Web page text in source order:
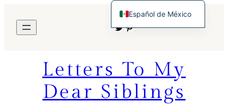
contenido
Twitter Pinterest
Letters To My
Dear Siblings
Español de México
English